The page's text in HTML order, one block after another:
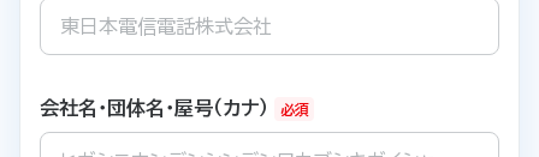
会社名・団体名・屋号（カナ） 必須